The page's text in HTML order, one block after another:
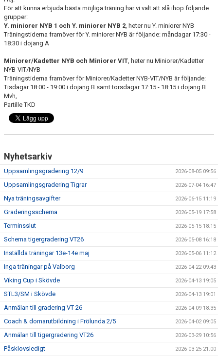
TRÄNINGSTIDER
SHOP
TAEKWON-DO
SPONSORER & PARTNERS
För att kunna erbjuda bästa möjliga träning har vi valt att slå ihop följande
grupper:
Y. miniorer NYB 1 och Y. miniorer NYB 2, heter nu Y. miniorer NYB
Träningstiderna framöver för Y. miniorer NYB är följande: måndagar 17:30 -
18:30 i dojang A
Miniorer/Kadetter NYB och Miniorer VIT, heter nu Miniorer/Kadetter
NYB-VIT/NYB
Träningstiderna framöver för Miniorer/Kadetter NYB-VIT/NYB är följande:
Tisdagar 18:00 - 19:00 i dojang B samt torsdagar 17:15 - 18:15 i dojang B
Mvh,
Partille TKD
Nyhetsarkiv
Uppsamlingsgradering 12/9 2026-08-05 09:56
Uppsamlingsgradering Tigrar 2026-07-04 16:47
Nya träningsavgifter 2026-06-15 11:19
Graderingsschema 2026-05-19 17:58
Terminsslut 2026-05-15 18:15
Schema tigergradering VT26 2026-05-08 16:18
Inställda träningar 13e-14e maj 2026-05-06 11:12
Inga träningar på Valborg 2026-04-22 09:43
Viking Cup i Skövde 2026-04-13 19:05
STL3/SM i Skövde 2026-04-13 19:01
Anmälan till gradering VT-26 2026-04-09 18:35
Coach & domarutbildning i Frölunda 2/5 2026-04-02 09:05
Anmälan till tigergradering VT26 2026-03-29 10:56
Påsklovsledigt 2026-03-25 21:00